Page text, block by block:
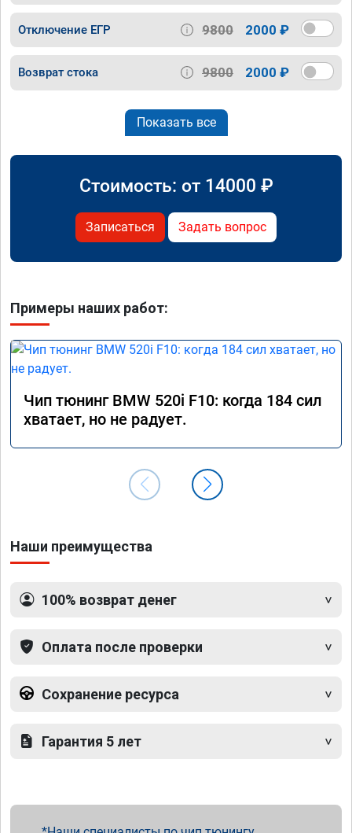
Отключение ЕГР 9800 2000 ₽
Возврат стока 9800 2000 ₽
Показать все
Стоимость: от 14000 ₽
Записаться Задать вопрос
Примеры наших работ:
Чип тюнинг BMW 520i F10: когда 184 сил
хватает, но не радует.
Наши преимущества
100% возврат денег
Оплата после проверки
Сохранение ресурса
Гарантия 5 лет